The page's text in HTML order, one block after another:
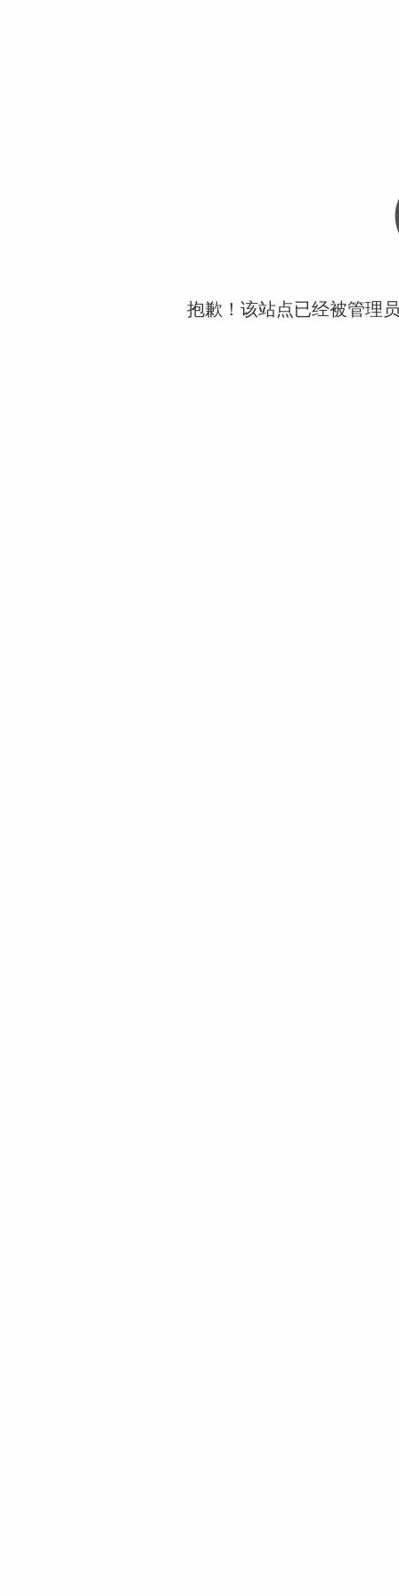
抱歉！该站点已经被管理